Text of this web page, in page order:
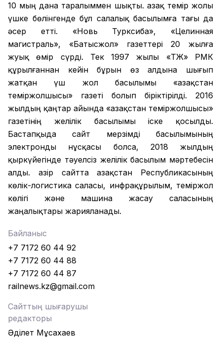
10 мың дана таралыммен шықты. Қазақ темір жолы
үшке бөлінгенде бұл салалық басылымға тағы да
әсер етті. «Новь Турксиба», «Целинная
магистраль», «Батысжол» газеттері 20 жылға
жуық өмір сүрді. Тек 1997 жылы «ҚТЖ» РМК
құрылғаннан кейін бұрын өз алдына шығып
жатқан үш жол басылымы «Қазақстан
теміржолшысы» газеті болып біріктірілді. 2016
жылдың қаңтар айында «Қазақстан теміржолшысы»
газетінің желілік басылымы іске қосылды.
Бастапқыда сайт мерзімді басылымының
электронды нұсқасы болса, 2018 жылдың
қыркүйегінде тәуелсіз желілік басылым мәртебесін
алды. Қазір сайтта Қазақстан Республикасының
көлік-логистика саласы, инфрақұрылым, теміржол
көлігі және машина жасау саласының
жаңалықтары жарияланады.
Байланыс
+7 7172 60 44 92
+7 7172 60 44 88
+7 7172 60 44 87
railnews.kz@gmail.com
Сайттың шығарушы
редакторы
Әділет Мұсахаев